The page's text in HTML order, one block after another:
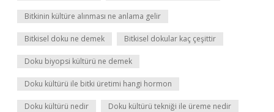
Bitkinin kültüre alınması ne anlama gelir
Bitkisel doku ne demek Bitkisel dokular kaç çeşittir
Doku biyopsi kültürü ne demek
Doku kültürü ile bitki üretimi hangi hormon
Doku kültürü nedir Doku kültürü tekniği ile üreme nedir